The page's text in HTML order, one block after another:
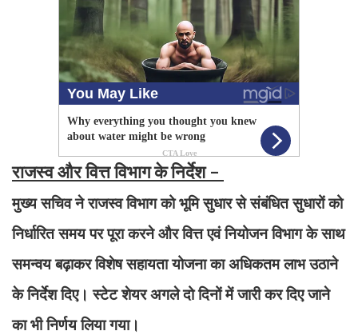
राजस्व और वित्त विभाग के निर्देश -
मुख्य सचिव ने राजस्व विभाग को भूमि सुधार से संबंधित सुधारों को
निर्धारित समय पर पूरा करने और वित्त एवं नियोजन विभाग के साथ
समन्वय बढ़ाकर विशेष सहायता योजना का अधिकतम लाभ उठाने
के निर्देश दिए। स्टेट शेयर अगले दो दिनों में जारी कर दिए जाने
का भी निर्णय लिया गया।